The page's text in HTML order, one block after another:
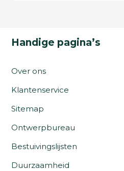
Handige pagina’s
Over ons
Klantenservice
Sitemap
Ontwerpbureau
Bestuivingslijsten
Duurzaamheid